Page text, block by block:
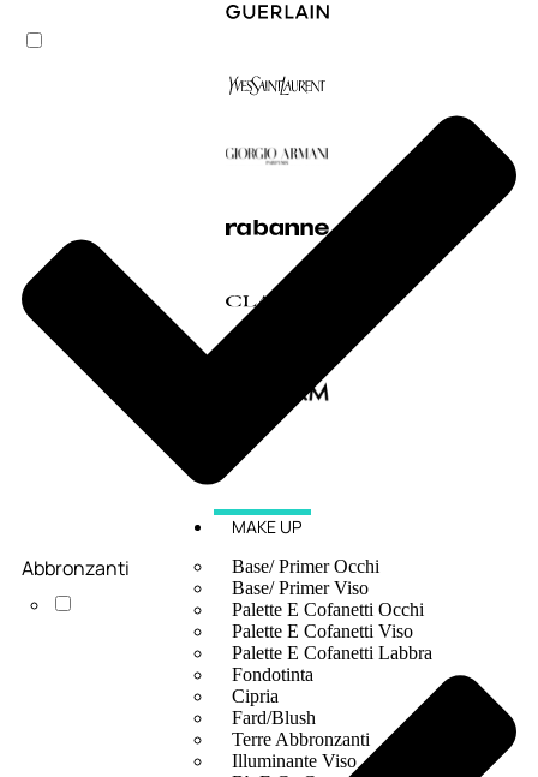
MAKE UP
Base/ Primer Occhi
Base/ Primer Viso
Palette E Cofanetti Occhi
Palette E Cofanetti Viso
Palette E Cofanetti Labbra
Fondotinta
Cipria
Fard/Blush
Terre Abbronzanti
Illuminante Viso
Abbronzanti